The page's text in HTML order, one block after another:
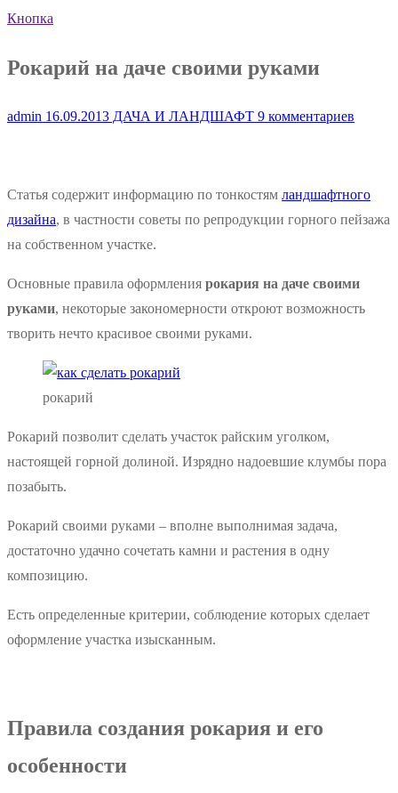
Кнопка
Рокарий на даче своими руками
admin 16.09.2013 ДАЧА И ЛАНДШАФТ 9 комментариев
Статья содержит информацию по тонкостям ландшафтного
дизайна, в частности советы по репродукции горного пейзажа
на собственном участке.
Основные правила оформления рокария на даче своими
руками, некоторые закономерности откроют возможность
творить нечто красивое своими руками.
рокарий
Рокарий позволит сделать участок райским уголком,
настоящей горной долиной. Изрядно надоевшие клумбы пора
позабыть.
Рокарий своими руками – вполне выполнимая задача,
достаточно удачно сочетать камни и растения в одну
композицию.
Есть определенные критерии, соблюдение которых сделает
оформление участка изысканным.
Правила создания рокария и его
особенности